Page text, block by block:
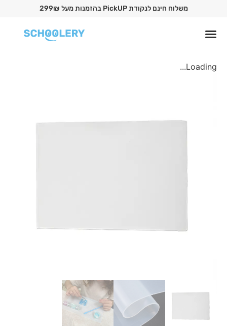
משלוח חינם לנקודת PickUP בהזמנות מעל 299₪
Loading...